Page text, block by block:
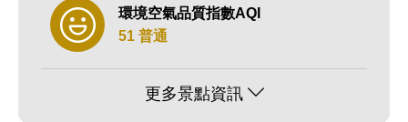
環境空氣品質指數AQI
51 普通
更多景點資訊